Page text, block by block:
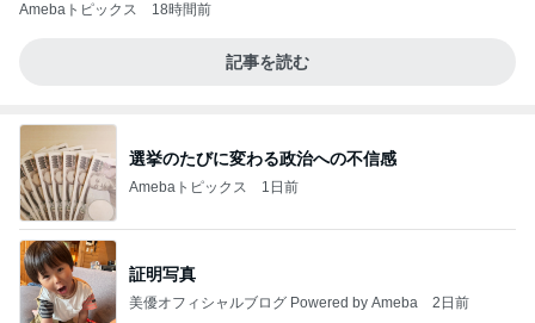
Amebaトピックス 18時間前
記事を読む
選挙のたびに変わる政治への不信感
Amebaトピックス 1日前
証明写真
美優オフィシャルブログ Powered by Ameba 2日前